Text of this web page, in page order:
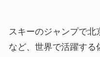
スキーのジャンプで
など、世界で活躍する